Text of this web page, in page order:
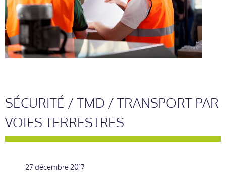
SÉCURITÉ / TMD / TRANSPORT PAR
VOIES TERRESTRES
27 décembre 2017